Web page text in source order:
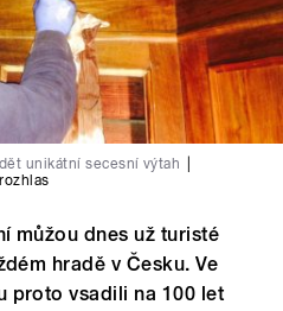
unikátní secesní výtah
můžou dnes už turisté
hradě v Česku. Ve
proto vsadili na 100 let